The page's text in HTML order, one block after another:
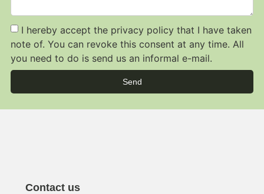
I hereby accept the privacy policy that I have taken
note of. You can revoke this consent at any time. All
you need to do is send us an informal e-mail.
Send
Contact us